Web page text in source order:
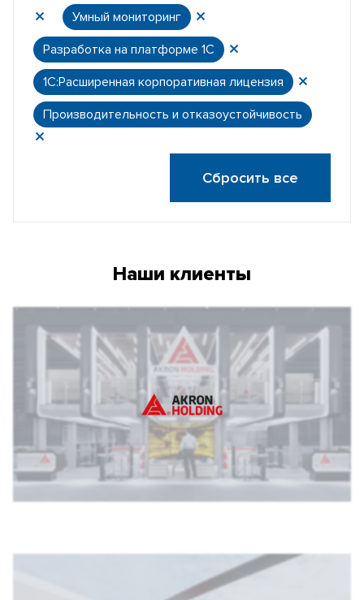
Умный мониторинг
Разработка на платформе 1С
1С:Расширенная корпоративная лицензия
Производительность и отказоустойчивость
Сбросить все
Наши клиенты